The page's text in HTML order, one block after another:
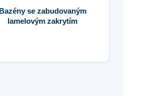
Bazény se zabudovaným
lamelovým zakrytím